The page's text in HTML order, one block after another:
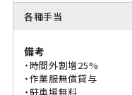
各種手当
備考
・時間外割増25%
・作業服無償貸与
・駐車場無料